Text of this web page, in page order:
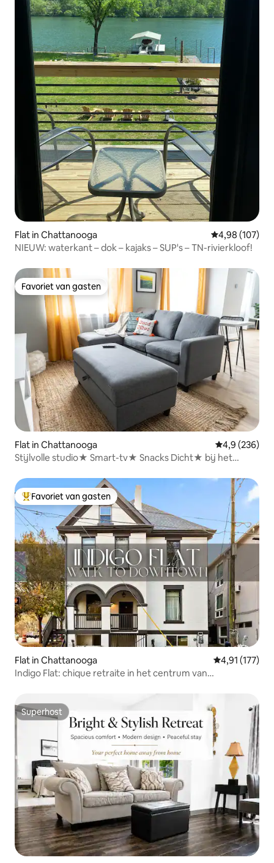
Flat in Chattanooga Gemiddelde
4,98 (107)
NIEUW: waterkant – dok – kajaks – SUP's – TN-rivierkloof!
Favoriet van gasten
Favoriet van gasten
Flat in Chattanooga Gemiddelde
4,9 (236)
Stijlvolle studio★ Smart-tv★ Snacks Dicht★ bij het
Topfavoriet van gasten
Favoriet van gasten
Flat in Chattanooga Gemiddelde
4,91 (177)
Indigo Flat: chique retraite in het centrum van
Superhost
Superhost